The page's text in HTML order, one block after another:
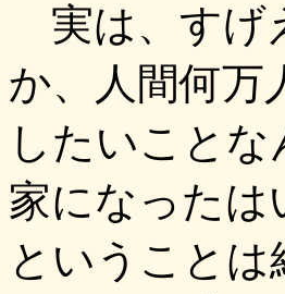
実は、すげ
か、人間何万
したいこと
家になったは
ということ